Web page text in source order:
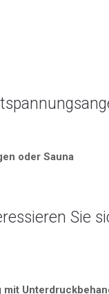
oder Sauna
Sie